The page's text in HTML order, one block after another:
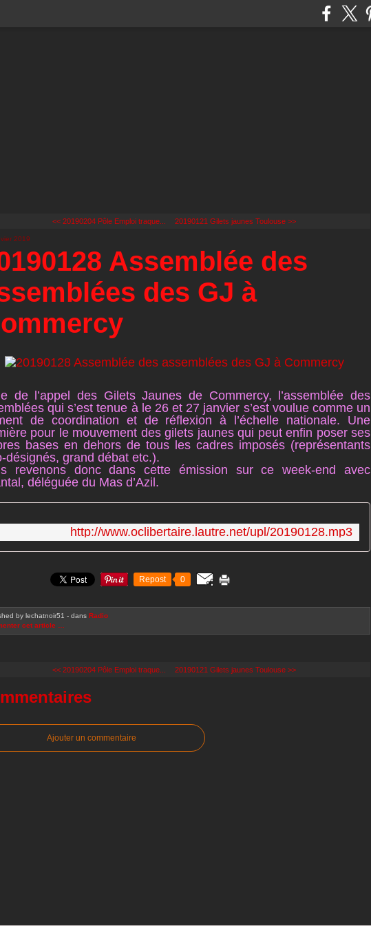
<< 20190204 Pôle Emploi traque... 20190121 Gilets jaunes Toulouse >>
2019
Assemblée des
des GJ à
de l’appel des Gilets Jaunes de Commercy, l’assemblée des
qui s’est tenue à le 26 et 27 janvier s’est voulue comme un
de coordination et de réflexion à l’échelle nationale. Une
pour le mouvement des gilets jaunes qui peut enfin poser ses
bases en dehors de tous les cadres imposés (représentants
désignés, grand débat etc.).
revenons donc dans cette émission sur ce week-end avec
déléguée du Mas d’Azil.
http://www.oclibertaire.lautre.net/upl/20190128.mp3
Repost 0
by lechatnoir51 - dans Radio
cet article
<< 20190204 Pôle Emploi traque... 20190121 Gilets jaunes Toulouse >>
Ajouter un commentaire